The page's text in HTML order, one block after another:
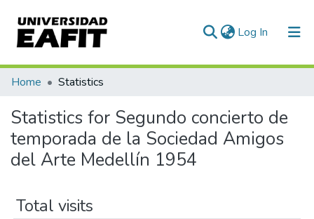
Log In (current)
Communities & Collections
All of DSpace
Home Statistics
Statistics for Segundo concierto de
temporada de la Sociedad Amigos
del Arte Medellín 1954
Total visits